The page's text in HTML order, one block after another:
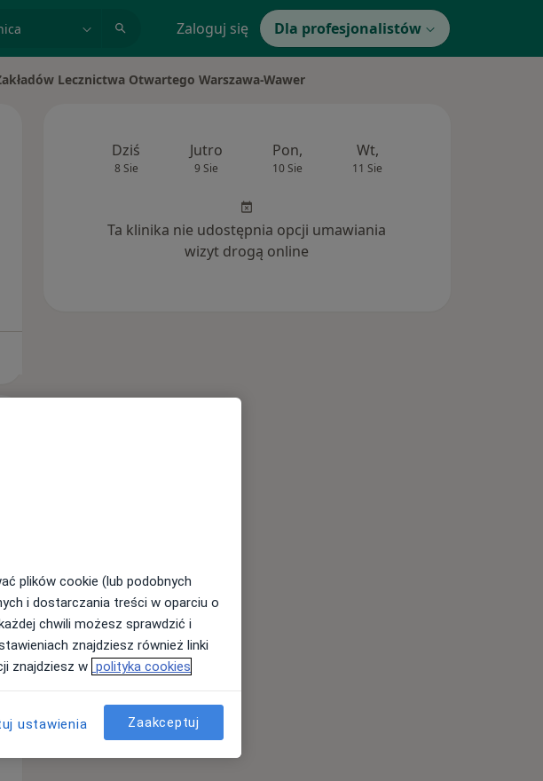
Zaloguj się Dla profesjonalistów
Lecznictwa Otwartego Warszawa-Wawer
Dziś
8 Sie
Jutro
9 Sie
Pon,
10 Sie
Wt,
11 Sie
Ta klinika nie udostępnia opcji umawiania
wizyt drogą online
plików cookie (lub podobnych
i dostarczania treści w oparciu o
chwili możesz sprawdzić i
znajdziesz również linki
znajdziesz w polityka cookies
ustawienia Zaakceptuj